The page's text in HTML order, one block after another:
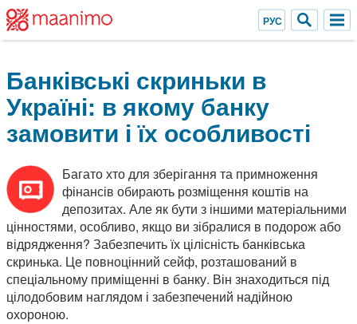
Банківські скриньки в
Україні: в якому банку
замовити і їх особливості
Багато хто для зберігання та примноження
фінансів обирають розміщення коштів на
депозитах. Але як бути з іншими матеріальними
цінностями, особливо, якщо ви зібралися в подорож або
відрядження? Забезпечить їх цілісність банківська
скринька. Це повноцінний сейф, розташований в
спеціальному приміщенні в банку. Він знаходиться під
цілодобовим наглядом і забезпечений надійною
охороною.